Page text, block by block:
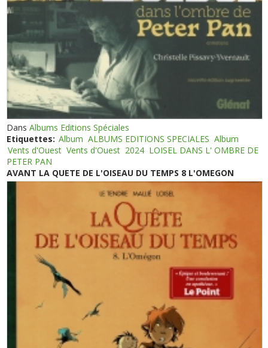
DansAlbums Editions Spéciales
Etiquettes: Album ALBUMS EDITIONS SPECIALES Album
Vents d'Ouest Vents d'Ouest 2024 LOISEL DANS L' OMBRE DE
PETER PAN
AVANT LA QUETE DE L'OISEAU DU TEMPS 8 L'OMEGON